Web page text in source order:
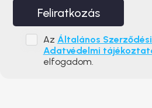
Feliratkozás
Az Általános
Adatvédelmi
elfogadom.